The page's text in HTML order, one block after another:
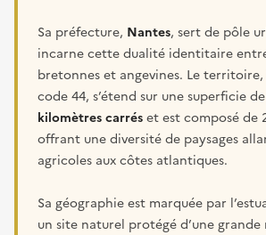
Sa préfecture, Nantes, sert de pôle
incarne cette dualité identitaire
bretonnes et angevines. Le
code 44, s’étend sur une superficie de
kilomètres carréset est composé de
offrant une diversité de paysages
agricoles aux côtes atlantiques.
Sa géographie est marquée par
un site naturel protégé d’une grande